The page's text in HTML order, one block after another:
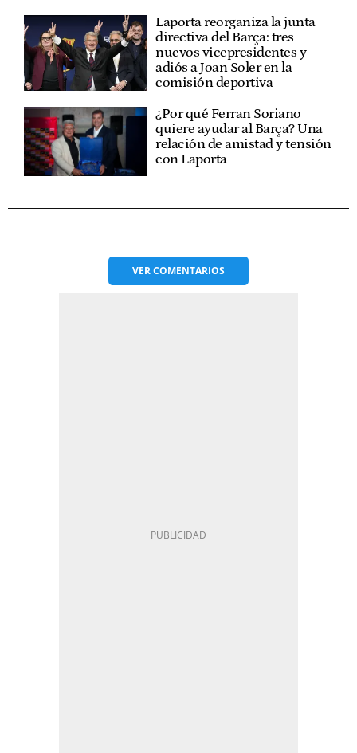
Laporta reorganiza la junta
directiva del Barça: tres
nuevos vicepresidentes y
adiós a Joan Soler en la
comisión deportiva
¿Por qué Ferran Soriano
quiere ayudar al Barça? Una
relación de amistad y tensión
con Laporta
VERCOMENTARIOS